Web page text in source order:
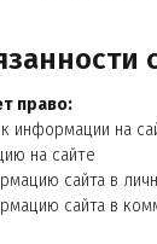
право:
информации на
на сайте
сайта в
сайта в